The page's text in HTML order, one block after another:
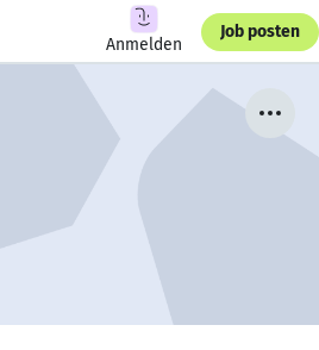
Anmelden
Job posten